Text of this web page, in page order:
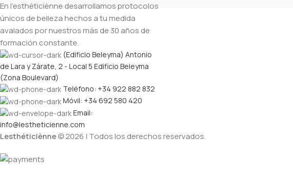
En l’esthéticiènne desarrollamos protocolos
únicos de belleza hechos a tu medida
avalados por nuestros más de 30 años de
formación constante.
(Edificio Beleyma) Antonio
de Lara y Zárate, 2 - Local 5 Edificio Beleyma
(Zona Boulevard)
Teléfono: +34 922 882 832
Móvil: +34 692 580 420
Email:
info@lestheticienne.com
Lesthéticiènne© 2026 | Todos los derechos reservados.